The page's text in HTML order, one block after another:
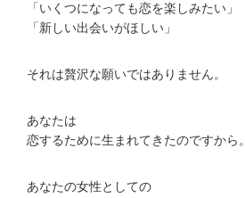
「いくつになっても恋を楽しみたい」
「新しい出会いがほしい」
それは贅沢な願いではありません。
あなたは
恋するために生まれてきたのですから。
あなたの女性としての